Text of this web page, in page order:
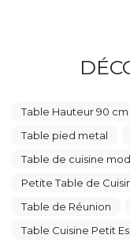
Table Hauteur 90 cm
Table pied metal
Table de cuisine
Petite Table de
Table de Réunion
Table Cuisine Petit